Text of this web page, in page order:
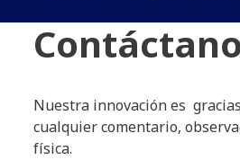
Nuestra innovación es
cualquier comentario,
física.